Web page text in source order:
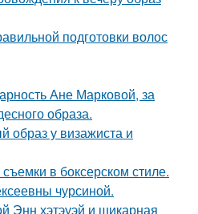
подготовки волос
Ане Марковой, за
образа.
образ у визажиста и
в боксерском стиле.
чурсиной.
Энн хэтэуэй и шикарная